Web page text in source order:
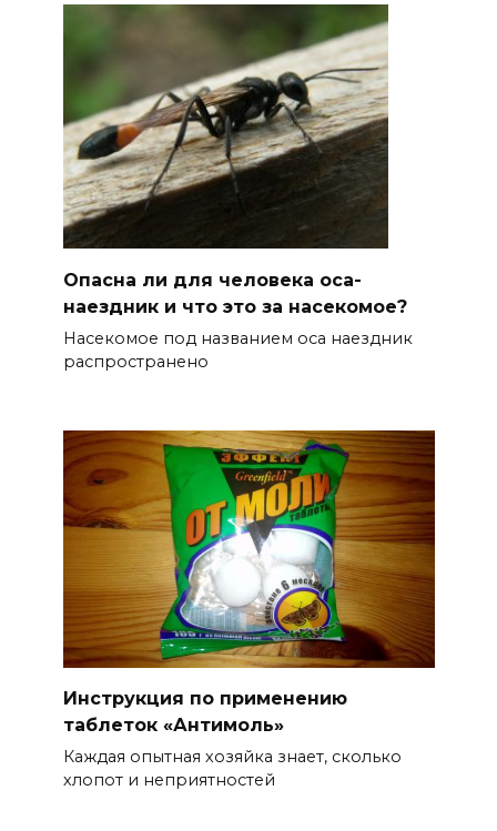
Опасна ли для человека оса-
наездник и что это за насекомое?
Насекомое под названием оса наездник
распространено
Инструкция по применению
таблеток «Антимоль»
Каждая опытная хозяйка знает, сколько
хлопот и неприятностей